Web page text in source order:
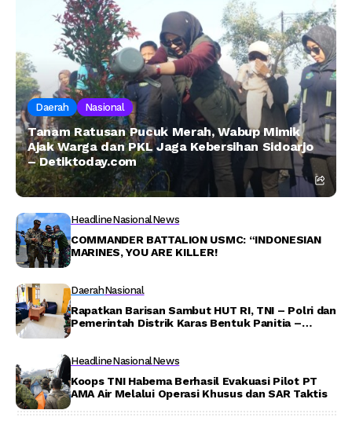
Daerah Nasional
Tanam Ratusan Pucuk Merah, Wabup Mimik
Ajak Warga dan PKL Jaga Kebersihan Sidoarjo
– Detiktoday.com
HeadlineNasionalNews
COMMANDER BATTALION USMC: “INDONESIAN
MARINES, YOU ARE KILLER!
DaerahNasional
Rapatkan Barisan Sambut HUT RI, TNI – Polri dan
Pemerintah Distrik Karas Bentuk Panitia –
HeadlineNasionalNews
Koops TNI Habema Berhasil Evakuasi Pilot PT
AMA Air Melalui Operasi Khusus dan SAR Taktis